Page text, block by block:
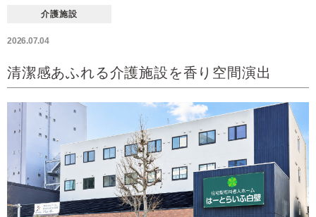
介護施設
2026.07.04
清潔感あふれる介護施設を香り空間演出